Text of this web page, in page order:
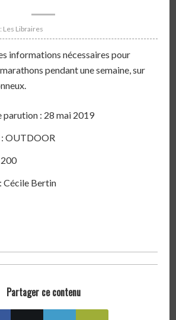
Les Libraires
informations nécessaires pour
pendant une semaine, sur
parution : 28 mai 2019
OUTDOOR
200
Cécile Bertin
Partager ce contenu